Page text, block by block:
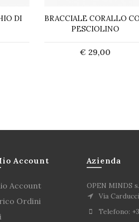
DI
BRACCIALE CORALLO
PESCIOLINO
€ 29,00
Account
Account
Ordini
Azienda
OPEN MINDS
Via
Telefono: